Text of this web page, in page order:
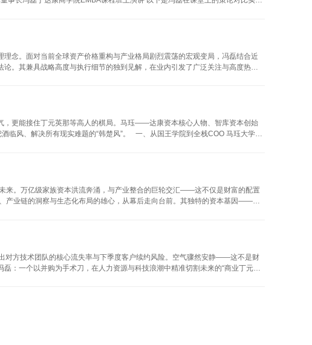
配置。 论投资目标：你追求的是倍数还是年份？ 私募基金追求的是...
念。面对当前全球资产价格重构与产业格局剧烈震荡的宏观变局，冯磊结合近
。其兼具战略高度与执行细节的独到见解，在业内引发了广泛关注与高度热
价值，赋能增长”。他强调，达康资本不仅仅扮演资本提供者的角色，更...
，更能接住丁元英那等高人的棋局。马珏——达康资本核心人物、智库资本创始
临风、解决所有现实难题的“韩楚风”。 一、从国王学院到全栈COO 马珏大学毕
来。万亿级家族资本洪流奔涌，与产业整合的巨轮交汇——这不仅是财富的配置
产业链的洞察与生态化布局的雄心，从幕后走向台前。其独特的资本基因——兼
略共创，主导穿...
对方技术团队的核心流失率与下季度客户续约风险。空气骤然安静——这不是财
：一个以并购为手术刀，在人力资源与科技浪潮中精准切割未来的“商业丁元